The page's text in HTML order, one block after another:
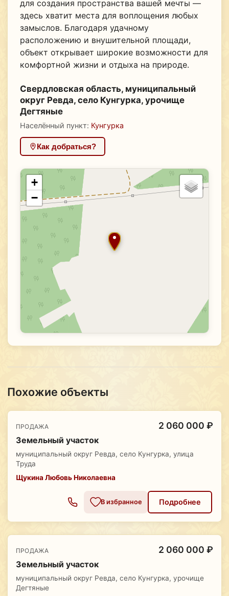
для создания пространства вашей мечты —
здесь хватит места для воплощения любых
замыслов. Благодаря удачному
расположению и внушительной площади,
объект открывает широкие возможности для
комфортной жизни и отдыха на природе.
Свердловская область, муниципальный
округ Ревда, село Кунгурка, урочище
Дегтяные
Населённый пункт: Кунгурка
Как добраться?
+
−
Похожие объекты
ПРОДАЖА 2 060 000 ₽
Земельный участок
муниципальный округ Ревда, село Кунгурка, улица
Труда
Щукина Любовь Николаевна
В избранное Подробнее
ПРОДАЖА 2 060 000 ₽
Земельный участок
муниципальный округ Ревда, село Кунгурка, урочище
Дегтяные